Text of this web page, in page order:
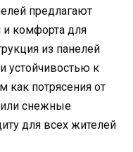
предлагают
и комфорта для
из панелей
устойчивостью к
как потрясения от
или снежные
для всех жителей